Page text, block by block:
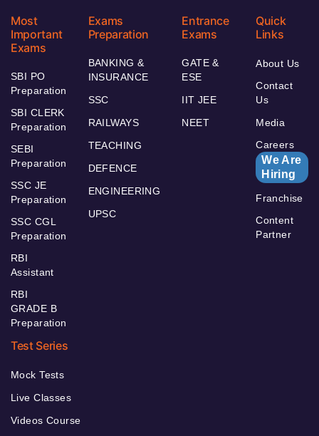
Most
Important
Exams
SBI PO
Preparation
SBI CLERK
Preparation
SEBI
Preparation
SSC JE
Preparation
SSC CGL
Preparation
RBI
Assistant
RBI
GRADE B
Preparation
Exams
Preparation
BANKING &
INSURANCE
SSC
RAILWAYS
TEACHING
DEFENCE
ENGINEERING
UPSC
Entrance
Exams
GATE &
ESE
IIT JEE
NEET
Quick
Links
About Us
Contact
Us
Media
Careers
We Are
Hiring
Franchise
Content
Partner
Test Series
Mock Tests
Live Classes
Videos Course